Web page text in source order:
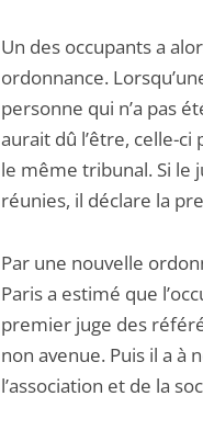
Un des occupants a
ordonnance.
personne qui n’a pas
aurait dû l’être, celle-
le même tribunal. Si le
réunies, il déclare la
Par une nouvelle
Paris a estimé que
premier juge des
non avenue. Puis il a à
l’association et de la